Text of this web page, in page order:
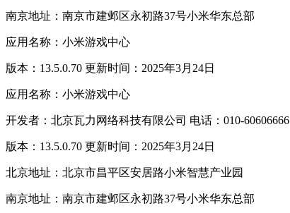
南京地址：南京市建邺区永初路37号小米华东总部
应用名称：小米游戏中心
版本：13.5.0.70 更新时间：2025年3月24日
应用名称：小米游戏中心
开发者：北京瓦力网络科技有限公司 电话：010-60606666
版本：13.5.0.70 更新时间：2025年3月24日
北京地址：北京市昌平区安居路小米智慧产业园
南京地址：南京市建邺区永初路37号小米华东总部